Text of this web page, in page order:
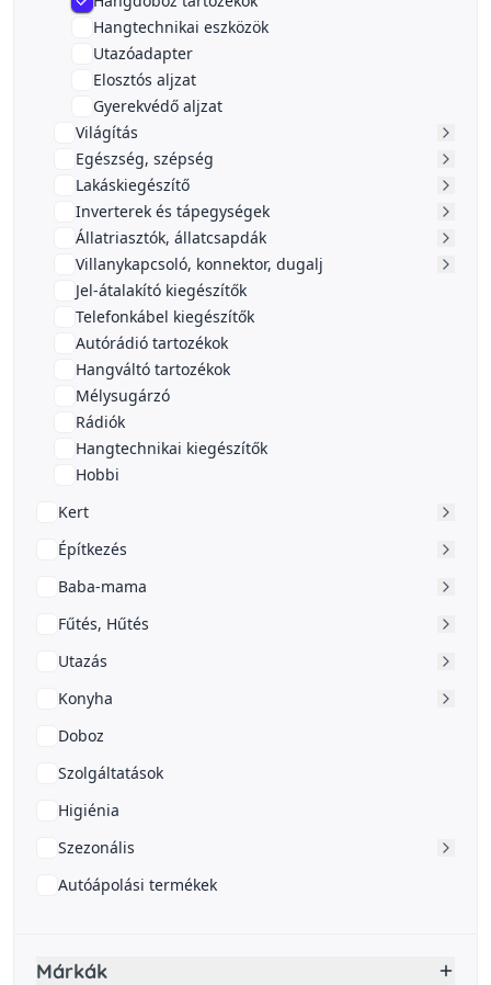
Hangtechnikai eszközök
Utazóadapter
Elosztós aljzat
Gyerekvédő aljzat
Világítás
Egészség, szépség
Lakáskiegészítő
Inverterek és tápegységek
Állatriasztók, állatcsapdák
Villanykapcsoló, konnektor, dugalj
Jel-átalakító kiegészítők
Telefonkábel kiegészítők
Autórádió tartozékok
Hangváltó tartozékok
Mélysugárzó
Rádiók
Hangtechnikai kiegészítők
Hobbi
Kert
Építkezés
Baba-mama
Fűtés, Hűtés
Utazás
Konyha
Doboz
Szolgáltatások
Higiénia
Szezonális
Autóápolási termékek
Márkák